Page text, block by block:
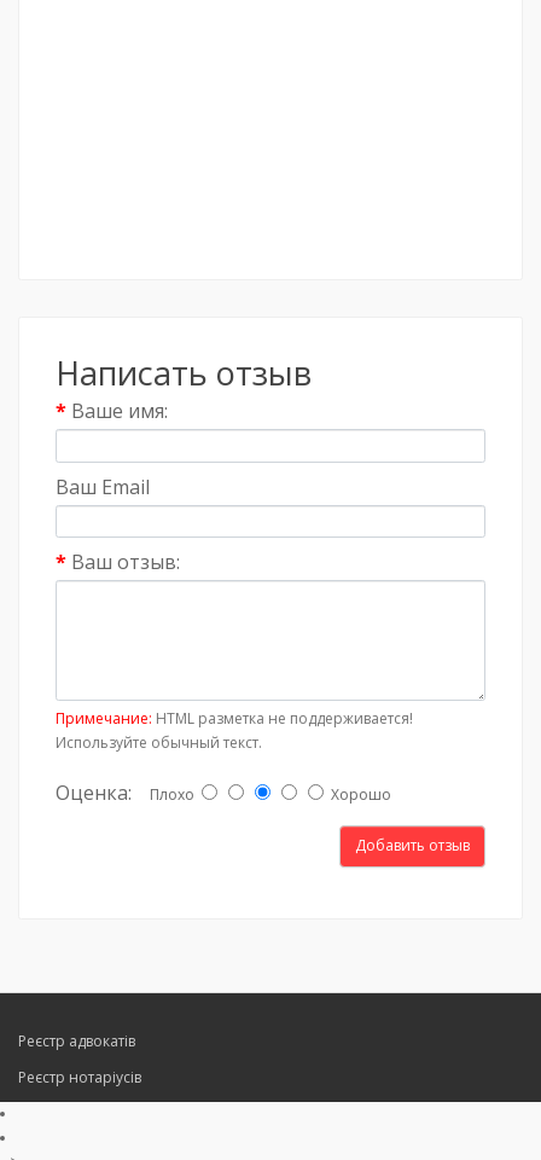
Написать отзыв
Ваше имя:
Ваш Email
Ваш отзыв:
Примечание: HTML разметка не поддерживается!
Используйте обычный текст.
Оценка: Плохо Хорошо
Добавить отзыв
Реєстр адвокатів
Реєстр нотаріусів